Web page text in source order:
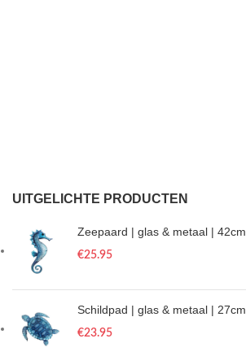
UITGELICHTE PRODUCTEN
Zeepaard | glas & metaal | 42cm
€25.95
Schildpad | glas & metaal | 27cm
€23.95